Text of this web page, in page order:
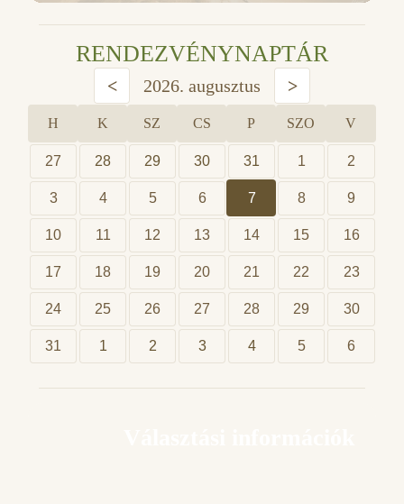
RENDEZVÉNYNAPTÁR
< 2026. augusztus >
H K SZ CS P SZO V
27 28 29 30 31 1 2
3 4 5 6 7 8 9
10 11 12 13 14 15 16
17 18 19 20 21 22 23
24 25 26 27 28 29 30
31 1 2 3 4 5 6